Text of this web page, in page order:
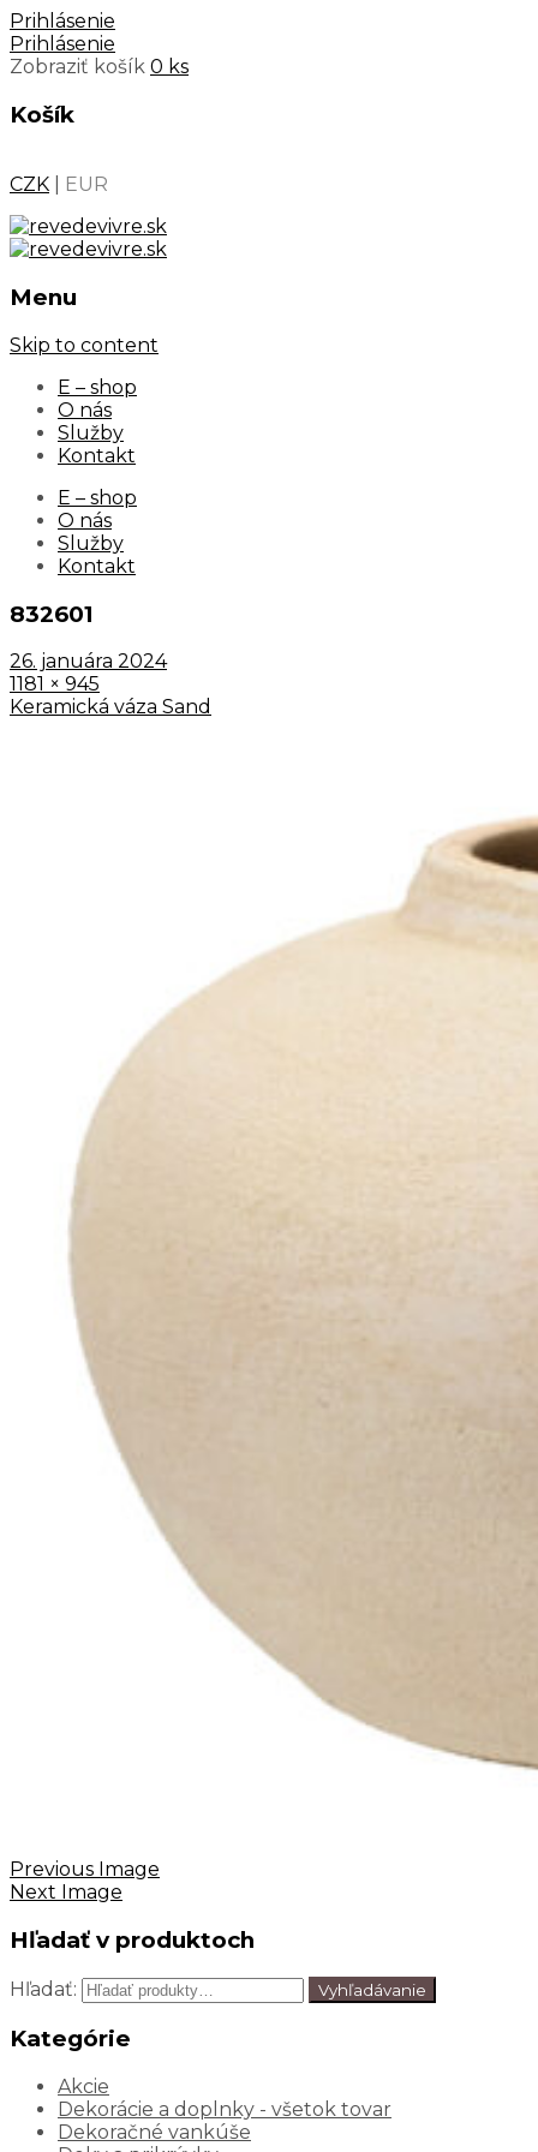
Prihlásenie
Prihlásenie
Zobraziť košík 0 ks
Košík
CZK EUR
Menu
Skip to content
E – shop
O nás
Služby
Kontakt
E – shop
O nás
Služby
Kontakt
832601
26. januára 2024
1181 × 945
Keramická váza Sand
Previous Image
Next Image
Hľadať v produktoch
Hľadať: Vyhľadávanie
Kategórie
Akcie
Dekorácie a doplnky - všetok tovar
Dekoračné vankúše